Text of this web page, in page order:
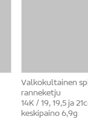
Valkokultainen
ranneketju
14K / 19, 19,5 ja
keskipaino 6,9g